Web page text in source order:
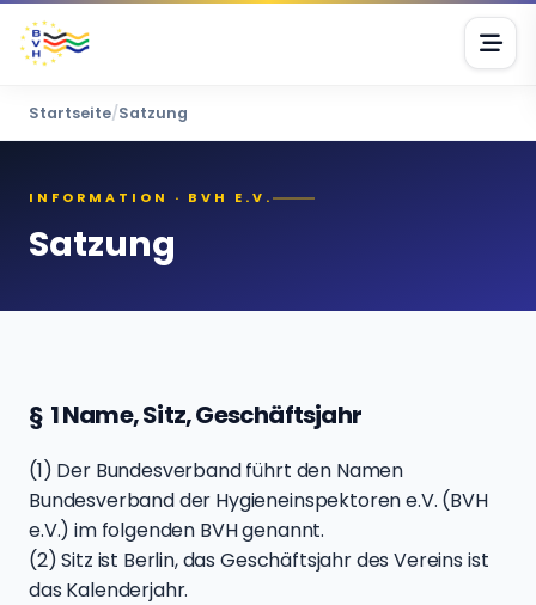
Startseite/Satzung
INFORMATION · BVH E.V.
Satzung
§ 1 Name, Sitz, Geschäftsjahr
(1) Der Bundesverband führt den Namen
Bundesverband der Hygieneinspektoren e.V. (BVH
e.V.) im folgenden BVH genannt.
(2) Sitz ist Berlin, das Geschäftsjahr des Vereins ist
das Kalenderjahr.